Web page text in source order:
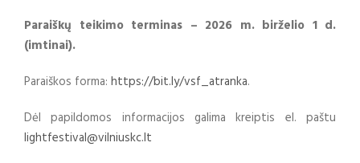
Paraiškų teikimo terminas – 2026 m. birželio 1 d.
(imtinai).
Paraiškos forma: https://bit.ly/vsf_atranka.
Dėl papildomos informacijos galima kreiptis el. paštu
lightfestival@vilniuskc.lt